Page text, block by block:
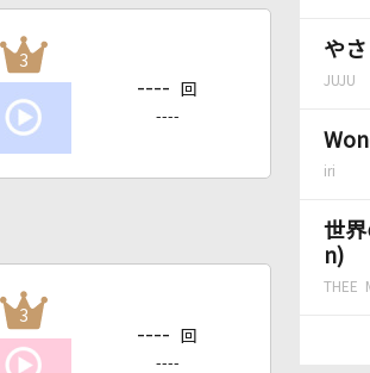
や
JUJU
iri
世
n)
THEE
3
---- 回
----
3
---- 回
----